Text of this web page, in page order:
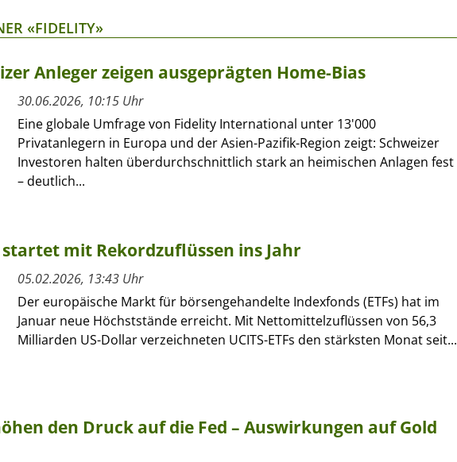
«FIDELITY»
Anleger zeigen ausgeprägten Home-Bias
30.06.2026, 10:15 Uhr
Eine globale Umfrage von Fidelity International unter 13'000
Privatanlegern in Europa und der Asien-Pazifik-Region zeigt: Schweizer
Investoren halten überdurchschnittlich stark an heimischen Anlagen fest
– deutlich...
mit Rekordzuflüssen ins Jahr
05.02.2026, 13:43 Uhr
Der europäische Markt für börsengehandelte Indexfonds (ETFs) hat im
Januar neue Höchststände erreicht. Mit Nettomittelzuflüssen von 56,3
Milliarden US-Dollar verzeichneten UCITS-ETFs den stärksten Monat seit...
den Druck auf die Fed – Auswirkungen auf Gold